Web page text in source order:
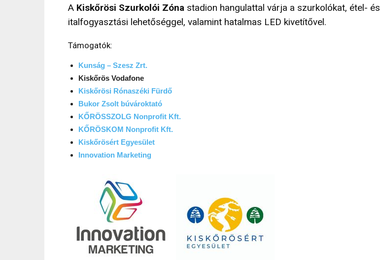
A Kiskőrösi Szurkolói Zóna stadion hangulattal várja a szurkolókat, étel- és
italfogyasztási lehetőséggel, valamint hatalmas LED kivetítővel.
Támogatók:
Kunság – Szesz Zrt.
Kiskőrös Vodafone
Kiskőrösi Rónaszéki Fürdő
Bukor Zsolt búvároktató
KŐRÖSSZOLG Nonprofit Kft.
KŐRÖSKOM Nonprofit Kft.
Kiskőrösért Egyesület
Innovation Marketing